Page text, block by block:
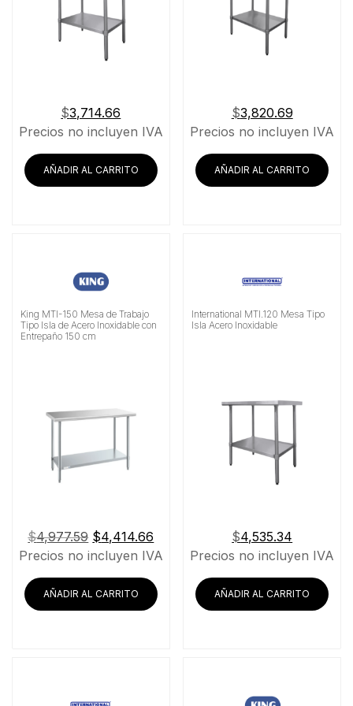
$3,714.66
Precios no incluyen IVA
AÑADIR AL CARRITO
$3,820.69
Precios no incluyen IVA
AÑADIR AL CARRITO
King MTI-150 Mesa de Trabajo
Tipo Isla de Acero Inoxidable con
Entrepaño 150 cm
$4,977.59 El
precio
era:
$4,977.59.
$4,414.66
precio
es:
$4,414.66.
Precios no incluyen IVA
AÑADIR AL CARRITO
International MTI.120 Mesa Tipo
Isla Acero Inoxidable
$4,535.34
Precios no incluyen IVA
AÑADIR AL CARRITO